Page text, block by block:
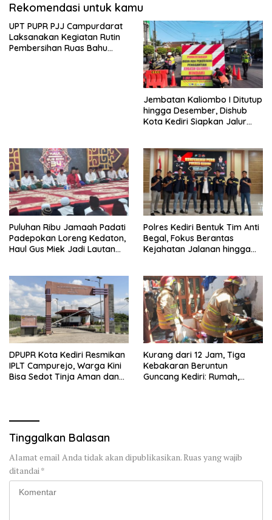
Rekomendasi untuk kamu
UPT PUPR PJJ Campurdarat
Laksanakan Kegiatan Rutin
Pembersihan Ruas Bahu
Jembatan Kaliombo I Ditutup
hingga Desember, Dishub
Kota Kediri Siapkan Jalur
Puluhan Ribu Jamaah Padati
Padepokan Loreng Kedaton,
Haul Gus Miek Jadi Lautan
Polres Kediri Bentuk Tim Anti
Begal, Fokus Berantas
Kejahatan Jalanan hingga
DPUPR Kota Kediri Resmikan
IPLT Campurejo, Warga Kini
Bisa Sedot Tinja Aman dan
Kurang dari 12 Jam, Tiga
Kebakaran Beruntun
Guncang Kediri: Rumah,
Tinggalkan Balasan
Alamat email Anda tidak akan dipublikasikan.Ruas yang wajib
ditandai *